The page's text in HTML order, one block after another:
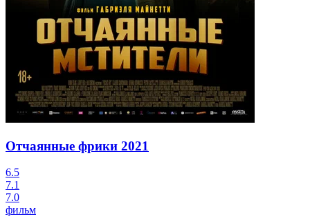
Отчаянные фрики 2021
6.5
7.1
7.0
фильм